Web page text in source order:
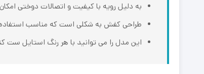
به دلیل رویه با کیفیت و اتصالات دوختی
طراحی کفش به شکلی است که مناسب استفاده
این مدل را می توانید با هر رنگ استایل ست